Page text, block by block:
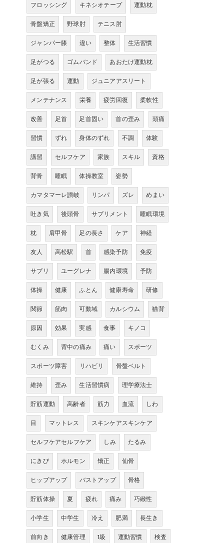
フロッシング
キネシオテープ
運動枕
骨盤矯正
野球肘
テニス肘
ジャンパー膝
違い 整体
生活習慣
足がつる
ゴムバンド
あおたけ運動枕
足が張る
運動
ジュニアアスリート
メンテナンス
栄養 疲労回復
柔軟性
改善
足首 足首固い 首の歪み
頭痛
習慣
ずれ 身体のずれ 不調
体験
講習
セルフケア 家族 スキル
資格
背骨
睡眠 体操教室
姿勢
カマタマーレ讃岐
リンパ ズレ
めまい
吐き気
後頭骨 サプリメント
睡眠環境
枕
肩甲骨 足の長さ ケア
神経
友人
高松駅 首 感染予防
免疫
サプリ
ユーグレナ 腸内環境
予防
体操
健康 ふとん 健康寿命
研修
関節
筋肉 可動域 カルシウム
猫背
原因
効果 実感 食事
キノコ
むくみ
背中の痛み 痛い
スポーツ
スポーツ障害
リハビリ
骨盤ベルト
維持
歪み 生活習慣病
理学療法士
貯筋運動
高齢者 筋力 血流
しわ
目
マットレス
スキンケアスキンケア
セルフケアセルフケア
しみ
たるみ
にきび
ホルモン 矯正
仙骨
ヒップアップ
バストアップ
骨格
貯筋体操
夏 疲れ 痛み
巧緻性
小学生
中学生 冷え 肥満
長生き
前向き
健康管理 1級 運動習慣 検査